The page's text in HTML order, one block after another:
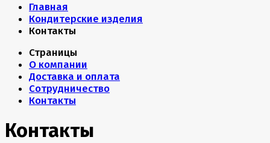
Главная
Кондитерские изделия
Контакты
Страницы
О компании
Доставка и оплата
Сотрудничество
Контакты
Контакты